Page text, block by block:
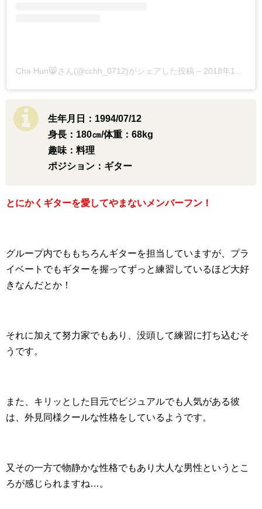
Cha Hun😸さん(@cchh_0712)がシェアした投稿 – 2018年12月月16日午前1時07分PST
生年月日：1994/07/12
身長：180㎝/体重：68kg
趣味：料理
ポジション：ギター
とにかくギターを愛してやまないメンバーフン！
グループ内でももちろんギターを担当していますが、プラ
イベートでもギターを握ってずっと練習しているほど大好
きなんだとか！
それに加えて努力家でもあり、没頭して練習に打ち込むそ
うです。
また、キリッとした目元でビジュアルでも人気がある彼
は、外見同様クールな性格をしているようです。
又その一方で物静かな性格でもあり大人な男性というとこ
ろが感じられますね…。